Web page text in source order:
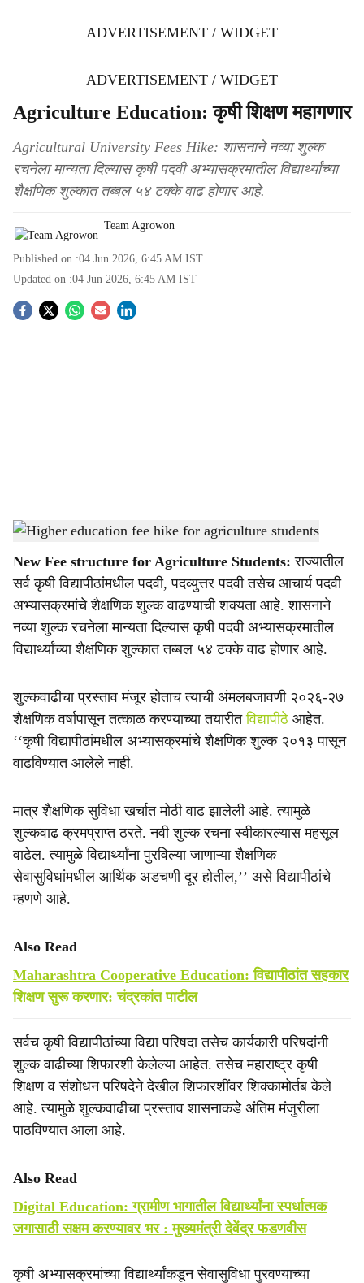
ADVERTISEMENT / WIDGET
ADVERTISEMENT / WIDGET
Agriculture Education: कृषी शिक्षण महागणार
Agricultural University Fees Hike: शासनाने नव्या शुल्क
रचनेला मान्यता दिल्यास कृषी पदवी अभ्यासक्रमातील विद्यार्थ्यांच्या
शैक्षणिक शुल्कात तब्बल ५४ टक्के वाढ होणार आहे.
Team Agrowon
Published on :04 Jun 2026, 6:45 AM IST
Updated on :04 Jun 2026, 6:45 AM IST
S
a
r
e
Higher education fee hike for agriculture students -Agrowon
New Fee structure for Agriculture Students: राज्यातील
सर्व कृषी विद्यापीठांमधील पदवी, पदव्युत्तर पदवी तसेच आचार्य पदवी
अभ्यासक्रमांचे शैक्षणिक शुल्क वाढण्याची शक्यता आहे. शासनाने
नव्या शुल्क रचनेला मान्यता दिल्यास कृषी पदवी अभ्यासक्रमातील
विद्यार्थ्यांच्या शैक्षणिक शुल्कात तब्बल ५४ टक्के वाढ होणार आहे.
शुल्कवाढीचा प्रस्ताव मंजूर होताच त्याची अंमलबजावणी २०२६-२७
शैक्षणिक वर्षापासून तत्काळ करण्याच्या तयारीतविद्यापीठे आहेत.
‘‘कृषी विद्यापीठांमधील अभ्यासक्रमांचे शैक्षणिक शुल्क २०१३ पासून
वाढविण्यात आलेले नाही.
मात्र शैक्षणिक सुविधा खर्चात मोठी वाढ झालेली आहे. त्यामुळे
शुल्कवाढ क्रमप्राप्त ठरते. नवी शुल्क रचना स्वीकारल्यास महसूल
वाढेल. त्यामुळे विद्यार्थ्यांना पुरविल्या जाणाऱ्या शैक्षणिक
सेवासुविधांमधील आर्थिक अडचणी दूर होतील,’’ असे विद्यापीठांचे
म्हणणे आहे.
Also Read
Maharashtra Cooperative Education: विद्यापीठांत सहकार
शिक्षण सुरू करणार: चंद्रकांत पाटील
सर्वच कृषी विद्यापीठांच्या विद्या परिषदा तसेच कार्यकारी परिषदांनी
शुल्क वाढीच्या शिफारशी केलेल्या आहेत. तसेच महाराष्ट्र कृषी
शिक्षण व संशोधन परिषदेने देखील शिफारशींवर शिक्कामोर्तब केले
आहे. त्यामुळे शुल्कवाढीचा प्रस्ताव शासनाकडे अंतिम मंजुरीला
पाठविण्यात आला आहे.
Also Read
Digital Education: ग्रामीण भागातील विद्यार्थ्यांना स्पर्धात्मक
जगासाठी सक्षम करण्यावर भर : मुख्यमंत्री देवेंद्र फडणवीस
कृषी अभ्यासक्रमांच्या विद्यार्थ्यांकडून सेवासुविधा पुरवण्याच्या